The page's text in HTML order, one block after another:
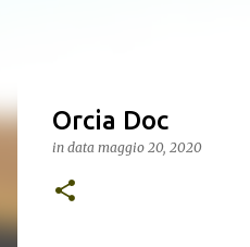
Orcia Doc
in data maggio 20, 2020